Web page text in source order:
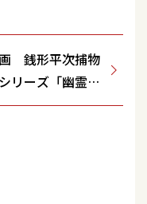
銭形平次捕物
リーズ「幽霊大
（大映）